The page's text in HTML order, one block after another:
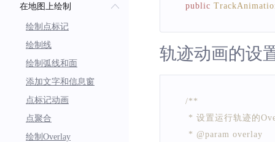
在地图上绘制
绘制点标记
绘制线
绘制弧线和面
添加文字和信息窗
点标记动画
点聚合
绘制Overlay
public
轨迹动画的设
/**
* 设置运行轨迹的
     * @param overlay